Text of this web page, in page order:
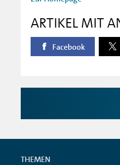
ARTIKEL MIT
Facebook
THEMEN